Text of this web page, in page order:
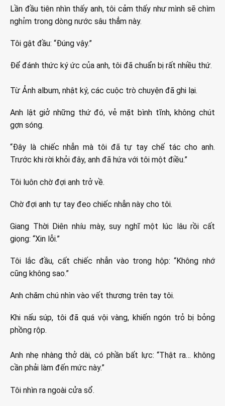
Lần đầu tiên nhìn thấy anh, tôi cảm thấy như mình sẽ chìm
nghỉm trong dòng nước sâu thẳm này.
Tôi gật đầu: “Đúng vậy.”
Để đánh thức ký ức của anh, tôi đã chuẩn bị rất nhiều thứ.
Từ Ảnh album, nhật ký, các cuộc trò chuyện đã ghi lại.
Anh lật giở những thứ đó, vẻ mặt bình tĩnh, không chút
gợn sóng.
“Đây là chiếc nhẫn mà tôi đã tự tay chế tác cho anh.
Trước khi rời khỏi đây, anh đã hứa với tôi một điều.”
Tôi luôn chờ đợi anh trở về.
Chờ đợi anh tự tay đeo chiếc nhẫn này cho tôi.
Giang Thời Diên nhíu mày, suy nghĩ một lúc lâu rồi cất
giọng: “Xin lỗi.”
Tôi lắc đầu, cất chiếc nhẫn vào trong hộp: “Không nhớ
cũng không sao.”
Anh chăm chú nhìn vào vết thương trên tay tôi.
Khi nấu súp, tôi đã quá vội vàng, khiến ngón trỏ bị bỏng
phồng rộp.
Anh nhẹ nhàng thở dài, có phần bất lực: “Thật ra… không
cần phải làm đến mức này.”
Tôi nhìn ra ngoài cửa sổ.